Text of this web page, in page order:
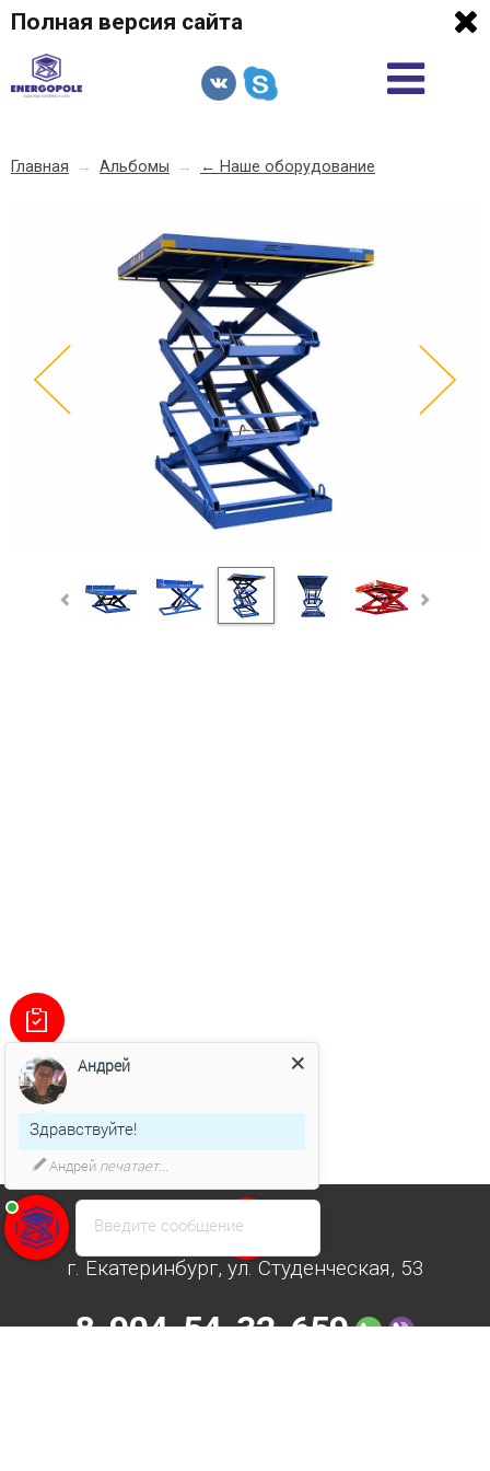
Полная версия сайта
Главная → Альбомы → ← Наше оборудование
Наш офис
г. Екатеринбург, ул. Студенческая, 53
8-904-54-32-659
Введите сообщение
Андрей
Здравствуйте!
Андрей печатает...